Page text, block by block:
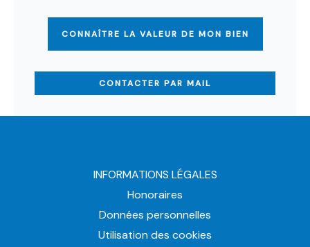
CONNAÎTRE LA VALEUR DE MON BIEN
CONTACTER PAR MAIL
INFORMATIONS LÉGALES
Honoraires
Données personnelles
Utilisation des cookies